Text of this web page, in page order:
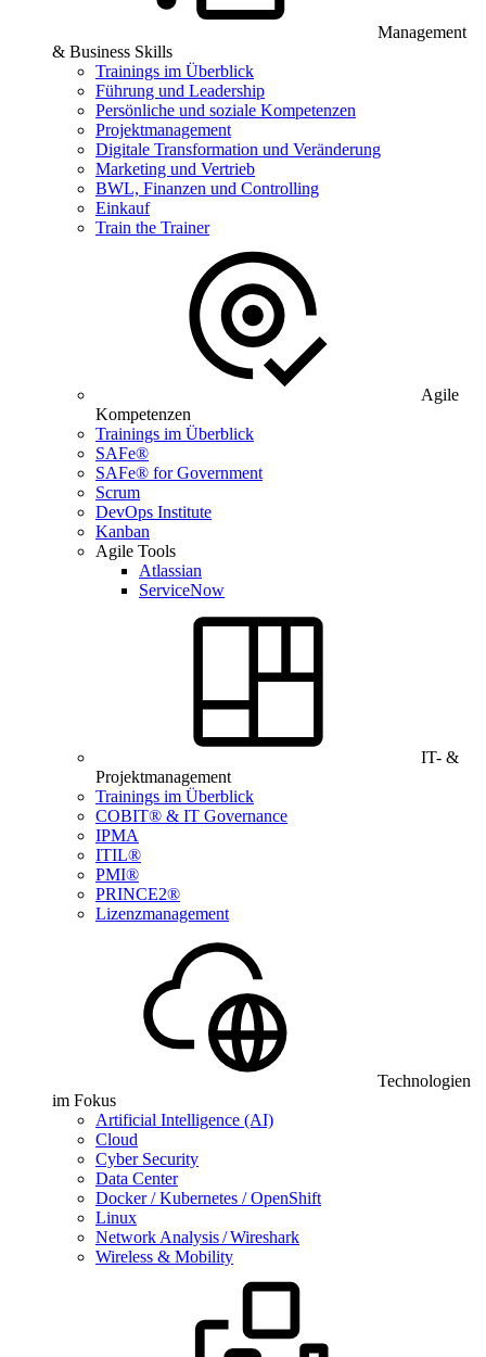
Management
& Business Skills
Trainings im Überblick
Führung und Leadership
Persönliche und soziale Kompetenzen
Projektmanagement
Digitale Transformation und Veränderung
Marketing und Vertrieb
BWL, Finanzen und Controlling
Einkauf
Train the Trainer
Agile
Kompetenzen
Trainings im Überblick
SAFe®
SAFe® for Government
Scrum
DevOps Institute
Kanban
Agile Tools
Atlassian
ServiceNow
IT- &
Projektmanagement
Trainings im Überblick
COBIT® & IT Governance
IPMA
ITIL®
PMI®
PRINCE2®
Lizenzmanagement
Technologien
im Fokus
Artificial Intelligence (AI)
Cloud
Cyber Security
Data Center
Docker / Kubernetes / OpenShift
Linux
Network Analysis / Wireshark
Wireless & Mobility